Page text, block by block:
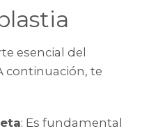
esencial del
continuación, te
: Es fundamental